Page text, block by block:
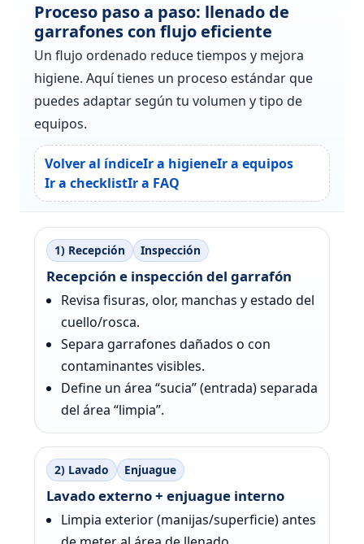
Proceso paso a paso: llenado de
garrafones con flujo eficiente
Un flujo ordenado reduce tiempos y mejora
higiene. Aquí tienes un proceso estándar que
puedes adaptar según tu volumen y tipo de
equipos.
Volver al índiceIr a higieneIr a equipos
Ir a checklistIr a FAQ
1) Recepción Inspección
Recepción e inspección del garrafón
Revisa fisuras, olor, manchas y estado del
cuello/rosca.
Separa garrafones dañados o con
contaminantes visibles.
Define un área “sucia” (entrada) separada
del área “limpia”.
2) Lavado Enjuague
Lavado externo + enjuague interno
Limpia exterior (manijas/superficie) antes